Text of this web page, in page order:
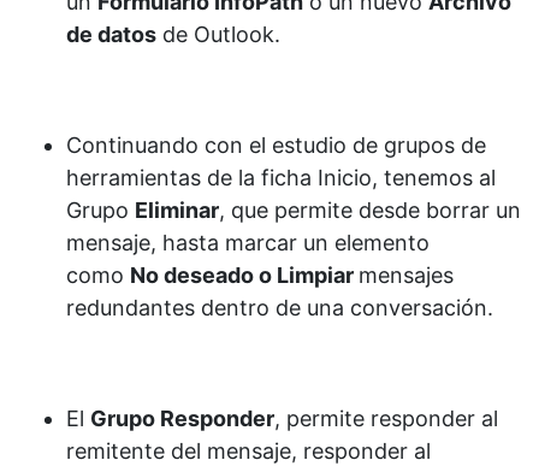
de datos de Outlook.
Continuando con el estudio de grupos de
herramientas de la ficha Inicio, tenemos al
Grupo Eliminar, que permite desde borrar un
mensaje, hasta marcar un elemento
como No deseado o Limpiar mensajes
redundantes dentro de una conversación.
El Grupo Responder, permite responder al
remitente del mensaje, responder al